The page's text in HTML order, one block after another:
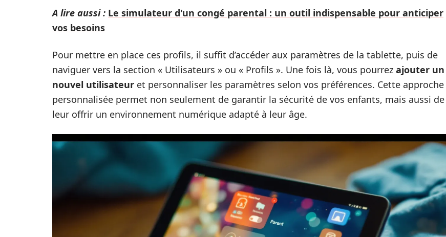
A lire aussi : Le simulateur d'un congé parental : un outil indispensable pour anticiper
vos besoins
Pour mettre en place ces profils, il suffit d’accéder aux paramètres de la tablette, puis de
naviguer vers la section « Utilisateurs » ou « Profils ». Une fois là, vous pourrez ajouter un
nouvel utilisateur et personnaliser les paramètres selon vos préférences. Cette approche
personnalisée permet non seulement de garantir la sécurité de vos enfants, mais aussi de
leur offrir un environnement numérique adapté à leur âge.